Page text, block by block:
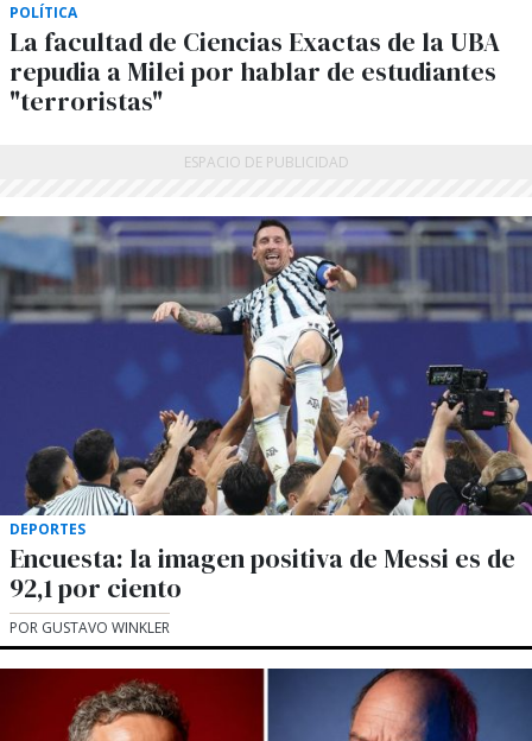
POLÍTICA
La facultad de Ciencias Exactas de la UBA
repudia a Milei por hablar de estudiantes
"terroristas"
DEPORTES
Encuesta: la imagen positiva de Messi es de
92,1 por ciento
POR GUSTAVO WINKLER